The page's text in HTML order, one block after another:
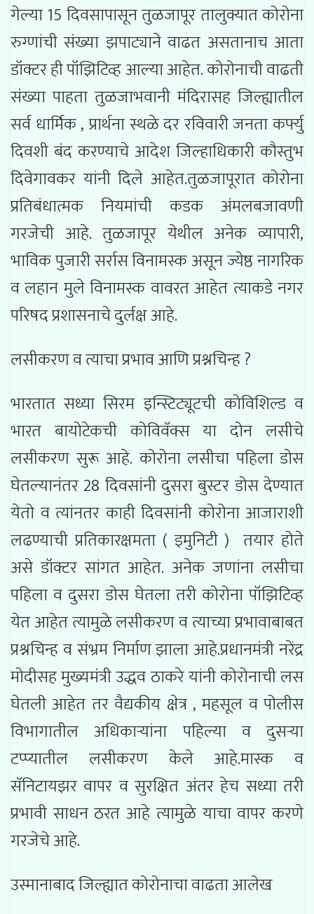
गेल्या 15 दिवसापासून तुळजापूर तालुक्यात कोरोना
रुग्णांची संख्या झपाट्याने वाढत असतानाच आता
डॉक्टर ही पॉझिटिव्ह आल्या आहेत. कोरोनाची वाढती
संख्या पाहता तुळजाभवानी मंदिरासह जिल्ह्यातील
सर्व धार्मिक , प्रार्थना स्थळे दर रविवारी जनता कर्फ्यु
दिवशी बंद करण्याचे आदेश जिल्हाधिकारी कौस्तुभ
दिवेगावकर यांनी दिले आहेत.तुळजापूरात कोरोना
प्रतिबंधात्मक नियमांची कडक अंमलबजावणी
गरजेची आहे. तुळजापूर येथील अनेक व्यापारी,
भाविक पुजारी सर्रास विनामस्क असून ज्येष्ठ नागरिक
व लहान मुले विनामस्क वावरत आहेत त्याकडे नगर
परिषद प्रशासनाचे दुर्लक्ष आहे.
लसीकरण व त्याचा प्रभाव आणि प्रश्नचिन्ह ?
भारतात सध्या सिरम इन्स्टिट्यूटची कोविशिल्ड व
भारत बायोटेकची कोविवॅक्स या दोन लसीचे
लसीकरण सुरू आहे. कोरोना लसीचा पहिला डोस
घेतल्यानंतर 28 दिवसांनी दुसरा बुस्टर डोस देण्यात
येतो व त्यांनतर काही दिवसांनी कोरोना आजाराशी
लढण्याची प्रतिकारक्षमता ( इमुनिटी ) तयार होते
असे डॉक्टर सांगत आहेत. अनेक जणांना लसीचा
पहिला व दुसरा डोस घेतला तरी कोरोना पॉझिटिव्ह
येत आहेत त्यामुळे लसीकरण व त्याच्या प्रभावाबाबत
प्रश्नचिन्ह व संभ्रम निर्माण झाला आहे.प्रधानमंत्री नरेंद्र
मोदीसह मुख्यमंत्री उद्धव ठाकरे यांनी कोरोनाची लस
घेतली आहेत तर वैद्यकीय क्षेत्र , महसूल व पोलीस
विभागातील अधिकाऱ्यांना पहिल्या व दुसऱ्या
टप्प्यातील लसीकरण केले आहे.मास्क व
सॅनिटायझर वापर व सुरक्षित अंतर हेच सध्या तरी
प्रभावी साधन ठरत आहे त्यामुळे याचा वापर करणे
गरजेचे आहे.
उस्मानाबाद जिल्ह्यात कोरोनाचा वाढता आलेख